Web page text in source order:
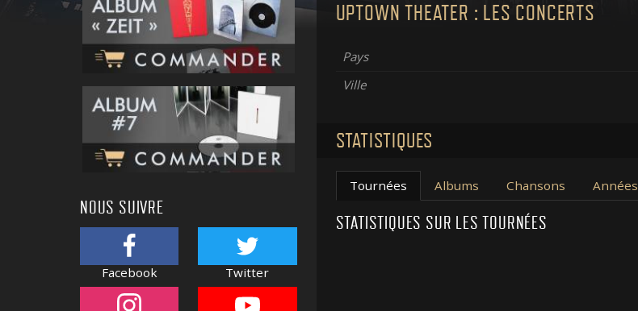
UPTOWN THEATER : LES CONCERTS
Pays
Ville
STATISTIQUES
Tournées Albums Chansons Années
STATISTIQUES SUR LES TOURNÉES
NOUS SUIVRE
Facebook Twitter